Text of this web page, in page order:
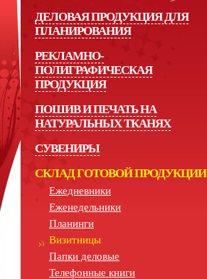
ДЕЛОВАЯ ПРОДУКЦИЯ ДЛЯ
ПЛАНИРОВАНИЯ
РЕКЛАМНО-
ПОЛИГРАФИЧЕСКАЯ
ПРОДУКЦИЯ
ПОШИВ И ПЕЧАТЬ НА
НАТУРАЛЬНЫХ ТКАНЯХ
СУВЕНИРЫ
СКЛАД ГОТОВОЙ ПРОДУКЦИИ
Ежедневники
Еженедельники
Планинги
Визитницы
Папки деловые
Телефонные книги